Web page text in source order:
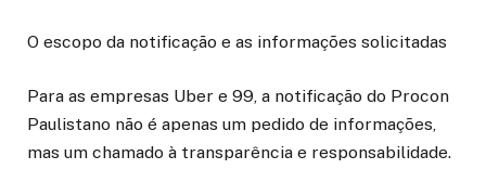
O escopo da notificação e as informações solicitadas
Para as empresas Uber e 99, a notificação do Procon
Paulistano não é apenas um pedido de informações,
mas um chamado à transparência e responsabilidade.